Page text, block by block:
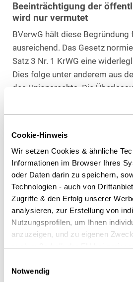
Cookie-Hinweis
Wir setzen Cookies & ähnliche
Informationen im Browser Ihres
oder Daten darin zu speichern,
Technologien - auch von
Zugriffe & den Erfolg unserer
analysieren, zur Erstellung von
Nutzungsprofilen, um Ihnen
anzuzeigen, und zu eigenen
auch außerhalb der EU bei
Regelungen das Risiko des
Notwendig
Beeinträchtigung der
wird nur vermutet
BVerwG hält diese Begründung
ausreichend. Das Gesetz
Satz 3 Nr. 1 KrWG eine
Dies folge unter anderem aus
des Unionsrechts. Die
zugunsten des
die europäische
Einzelfallprüfung
Nach § 17 Abs. 3 Satz 3 Nr. 1
der gewerbliche Sammler
Planungssicherheit und
des Entsorgungsträgers, wenn
die der Entsorgungsträger ein
Erfassungssystem bereithält.
der Sammelmenge prüfen, die